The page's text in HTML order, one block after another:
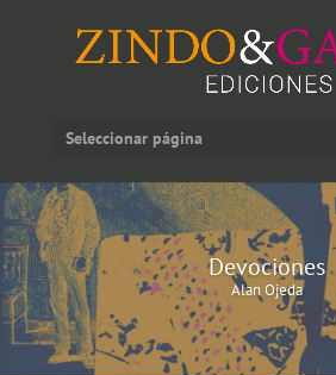
Seleccionar página
Devociones
Alan Ojeda